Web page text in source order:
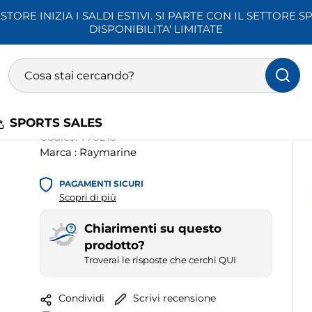
INIZIA I SALDI ESTIVI. SI PARTE CON IL SETTORE
DISPONIBILITA' LIMITATE
SPORTS SALES
Eco, Log Vento, Bussola, Multi
Raymarine i70s Pack
(3)
Codice: T70216
Marca : Raymarine
PAGAMENTI SICURI
Scopri di più
Chiarimenti su questo
prodotto?
Troverai le risposte che cerchi QUI
Condividi
Scrivi recensione